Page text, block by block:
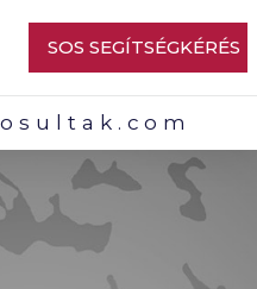
SOS SEGÍTSÉGKÉRÉS